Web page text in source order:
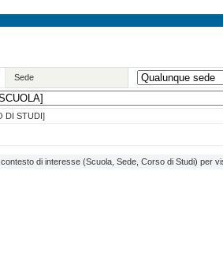
Sede
DI STUDI]
di interesse (Scuola, Sede, Corso di Studi) per